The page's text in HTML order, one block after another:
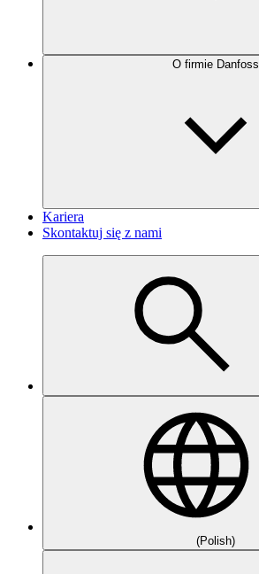
O firmie Danfoss
Kariera
Skontaktuj się z nami
(Polish)